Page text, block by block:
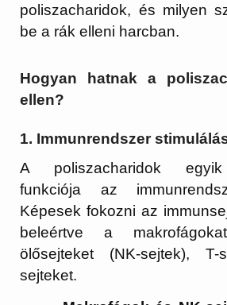
poliszacharidok, és milyen
be a rák elleni harcban.
Hogyan hatnak a
ellen?
1. Immunrendszer
A poliszacharidok egyik
funkciója az
Képesek fokozni az
beleértve a
ölősejteket (NK-sejtek),
sejteket.